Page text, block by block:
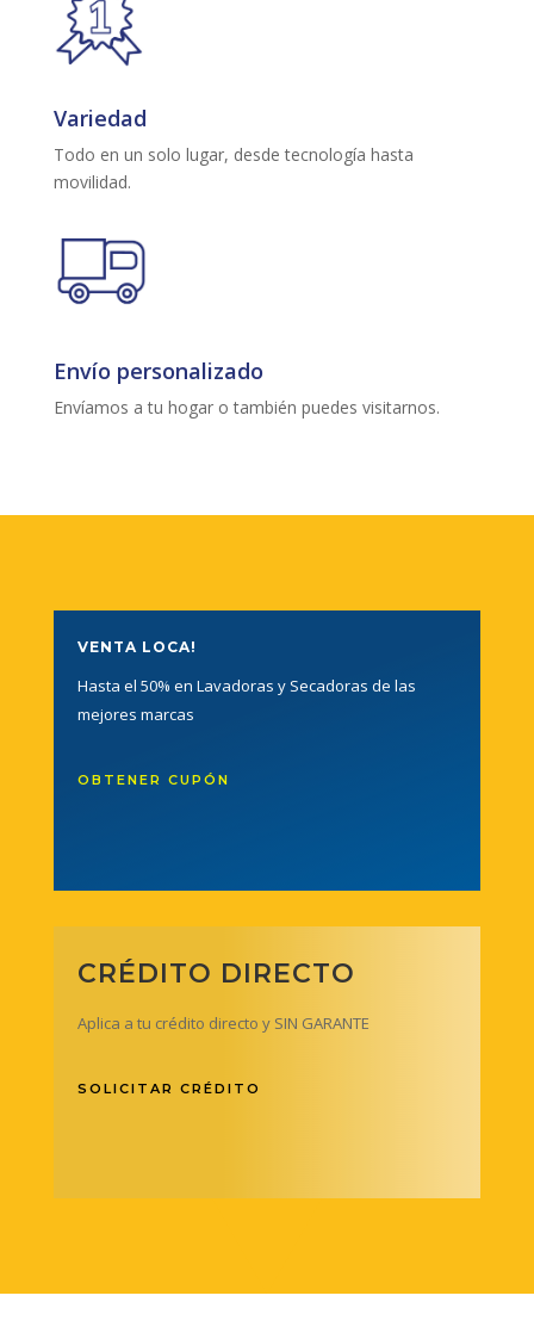
Variedad
Todo en un solo lugar, desde tecnología hasta
movilidad.
Envío personalizado
Envíamos a tu hogar o también puedes visitarnos.
VENTA LOCA!
Hasta el 50% en Lavadoras y Secadoras de las
mejores marcas
OBTENER CUPÓN
CRÉDITO DIRECTO
Aplica a tu crédito directo y SIN GARANTE
SOLICITAR CRÉDITO